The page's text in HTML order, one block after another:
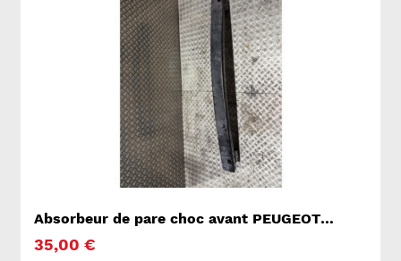
Absorbeur de pare choc avant PEUGEOT
35,00 €